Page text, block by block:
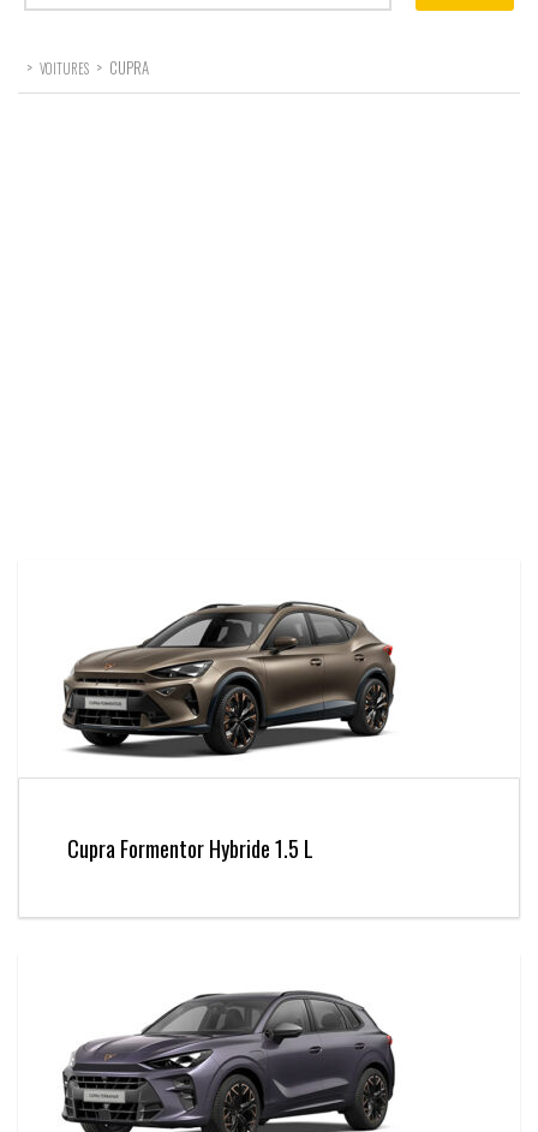
> VOITURES > CUPRA
Cupra Formentor Hybride 1.5 L